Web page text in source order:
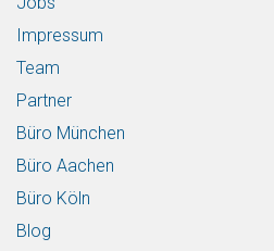
Impressum
Team
Partner
Büro München
Büro Aachen
Büro Köln
Blog